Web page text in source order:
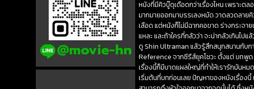
หนังที่มีคิวบู๊ดุเดือดกว่าเรื่องไหน เพราะตล
มากมายออกมาบรรเลงหมัด วาดลวดลาย
เลือด แต่หนังก็ไม่มีฉากคอขาด ร่างกระจ
แหละ และถ้าใครที่กลัวว่า จะน่ากลัวเกินไป
ดู Shin Ultraman แล้วรู้สึกสนุกสนานกับก
Reference จากซีรีส์ยุคโชวะ ตั้งแต่ บทพู
เรื่องนี้ก็มีบาดแผลใหญ่ที่ทำให้เรารักมันหม
เริ่มต้นที่บทก่อนเลย ปัญหาของหนังเรื่องนี้